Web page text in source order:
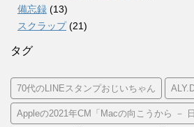
備忘録 (13)
スクラップ(21)
タグ
70代のLINEスタンプおじいちゃん
Appleの2021年CM「Macの向こうから －